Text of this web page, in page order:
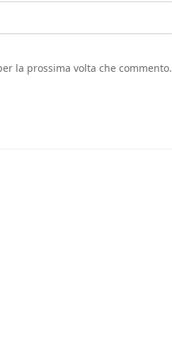
la prossima volta che commento.